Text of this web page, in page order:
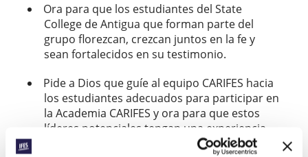
Ora para que los estudiantes del State
College de Antigua que forman parte del
grupo florezcan, crezcan juntos en la fe y
sean fortalecidos en su testimonio.
Pide a Dios que guíe al equipo CARIFES hacia
los estudiantes adecuados para participar en
la Academia CARIFES y ora para que estos
líderes potenciales tengan una experiencia
formativa con un impacto duradero.